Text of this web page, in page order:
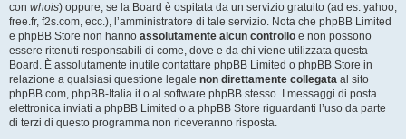
con whois) oppure, se la Board è ospitata da un servizio gratuito (ad es. yahoo,
free.fr, f2s.com, ecc.), l’amministratore di tale servizio. Nota che phpBB Limited
e phpBB Store non hanno assolutamente alcun controllo e non possono
essere ritenuti responsabili di come, dove e da chi viene utilizzata questa
Board. È assolutamente inutile contattare phpBB Limited o phpBB Store in
relazione a qualsiasi questione legale non direttamente collegata al sito
phpBB.com, phpBB-Italia.it o al software phpBB stesso. I messaggi di posta
elettronica inviati a phpBB Limited o a phpBB Store riguardanti l’uso da parte
di terzi di questo programma non riceveranno risposta.